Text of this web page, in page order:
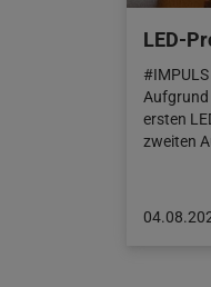
LED-
Aufgrund
ersten
zweiten
Beitrag